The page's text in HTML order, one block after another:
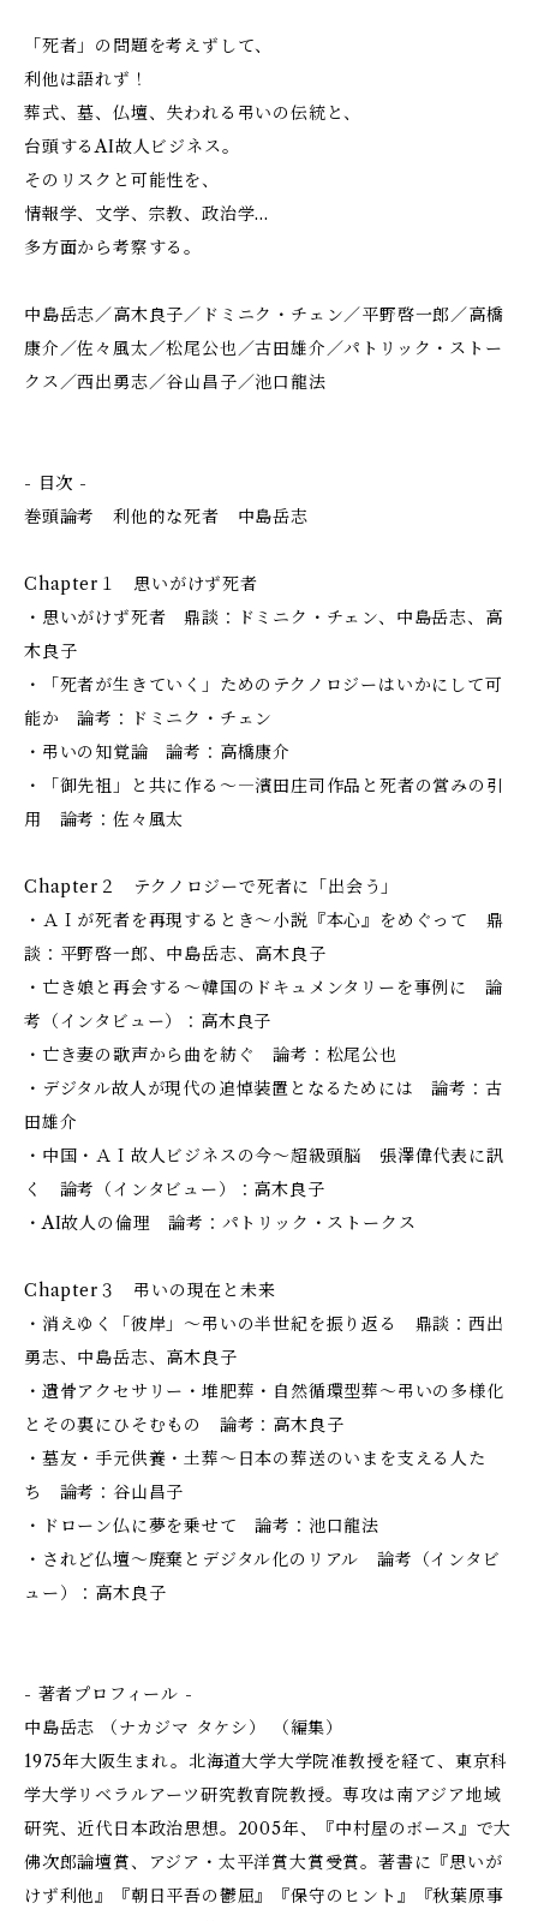
「死者」の問題を考えずして、
利他は語れず！
葬式、墓、仏壇、失われる弔いの伝統と、
台頭するAI故人ビジネス。
そのリスクと可能性を、
情報学、文学、宗教、政治学…
多方面から考察する。
中島岳志／高木良子／ドミニク・チェン／平野啓一郎／高橋
康介／佐々風太／松尾公也／古田雄介／パトリック・ストー
クス／西出勇志／谷山昌子／池口龍法
- 目次 -
巻頭論考 利他的な死者 中島岳志
Chapter１ 思いがけず死者
・思いがけず死者 鼎談：ドミニク・チェン、中島岳志、高
木良子
・「死者が生きていく」ためのテクノロジーはいかにして可
能か 論考：ドミニク・チェン
・弔いの知覚論 論考：高橋康介
・「御先祖」と共に作る～―濱田庄司作品と死者の営みの引
用 論考：佐々風太
Chapter２ テクノロジーで死者に「出会う」
・ＡＩが死者を再現するとき～小説『本心』をめぐって 鼎
談：平野啓一郎、中島岳志、高木良子
・亡き娘と再会する～韓国のドキュメンタリーを事例に 論
考（インタビュー）：高木良子
・亡き妻の歌声から曲を紡ぐ 論考：松尾公也
・デジタル故人が現代の追悼装置となるためには 論考：古
田雄介
・中国・ＡＩ故人ビジネスの今～超級頭脳 張澤偉代表に訊
く 論考（インタビュー）：高木良子
・AI故人の倫理 論考：パトリック・ストークス
Chapter３ 弔いの現在と未来
・消えゆく「彼岸」～弔いの半世紀を振り返る 鼎談：西出
勇志、中島岳志、高木良子
・遺骨アクセサリー・堆肥葬・自然循環型葬～弔いの多様化
とその裏にひそむもの 論考：高木良子
・墓友・手元供養・土葬～日本の葬送のいまを支える人た
ち 論考：谷山昌子
・ドローン仏に夢を乗せて 論考：池口龍法
・されど仏壇～廃棄とデジタル化のリアル 論考（インタビ
ュー）：高木良子
- 著者プロフィール -
中島岳志 （ナカジマ タケシ） （編集）
1975年大阪生まれ。北海道大学大学院准教授を経て、東京科
学大学リベラルアーツ研究教育院教授。専攻は南アジア地域
研究、近代日本政治思想。2005年、『中村屋のボース』で大
佛次郎論壇賞、アジア・太平洋賞大賞受賞。著書に『思いが
けず利他』『朝日平吾の鬱屈』『保守のヒント』『秋葉原事